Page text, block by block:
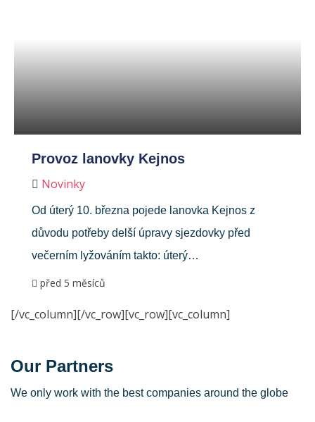
Provoz lanovky Kejnos
Novinky
Od úterý 10. března pojede lanovka Kejnos z
důvodu potřeby delší úpravy sjezdovky před
večerním lyžováním takto: úterý…
před 5 měsíců
[/vc_column][/vc_row][vc_row][vc_column]
Our Partners
We only work with the best companies around the globe